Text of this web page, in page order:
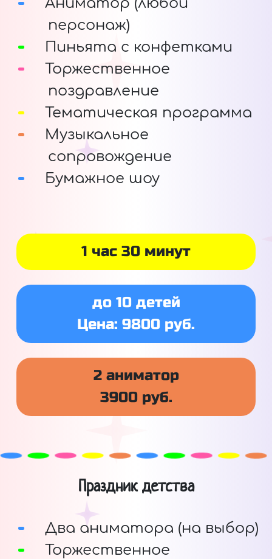
персонаж)
Пиньята с конфетками
Торжественное
поздравление
Тематическая программа
Музыкальное
сопровождение
Бумажное шоу
1 час 30 минут
до 10 детей
Цена: 9800 руб.
2 аниматор
3900 руб.
Праздник детства
Два аниматора (на выбор)
Торжественное